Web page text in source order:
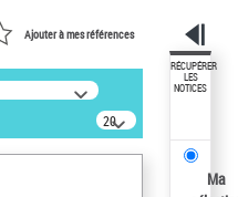
Ajouter à mes références
20
résultats/page
RÉCUPÉRER
LES
NOTICES
Ma